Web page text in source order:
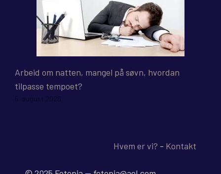
Arbeid om natten, mangel på søvn, hvordan
tilpasse tempoet?
5. august 2026
Hvem er vi? - Kontakt